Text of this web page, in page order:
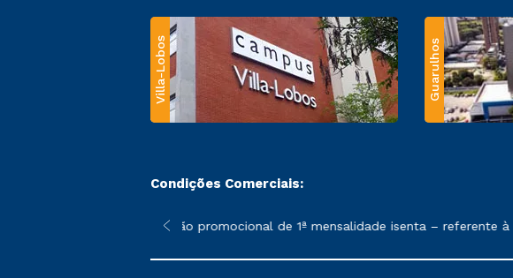
Villa-Lobos Guarulhos
Condições Comerciais:
sofrer alterações nos períodos de rematrícula conforme exposto no
*A condição promocional de 1ª mensalidade isenta – referente à